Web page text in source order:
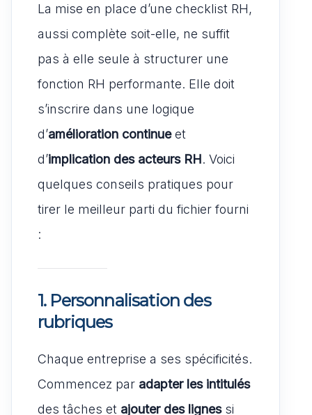
La mise en place d’une checklist RH,
aussi complète soit-elle, ne suffit
pas à elle seule à structurer une
fonction RH performante. Elle doit
s’inscrire dans une logique
d’amélioration continueet
d’implication des acteurs RH. Voici
quelques conseils pratiques pour
tirer le meilleur parti du fichier fourni
:
1. Personnalisation des
rubriques
Chaque entreprise a ses spécificités.
Commencez par adapter les intitulés
des tâches et ajouter des lignessi